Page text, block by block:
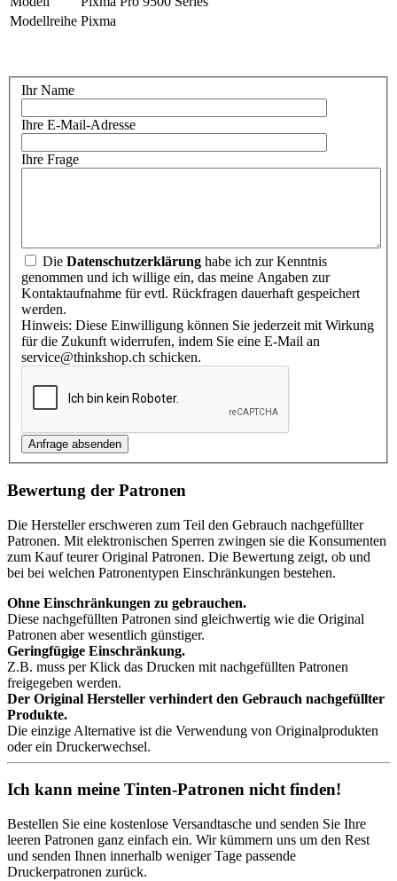
Modellreihe Pixma
Ihr Name
Ihre E-Mail-Adresse
Ihre Frage
Die Datenschutzerklärung habe ich zur Kenntnis
genommen und ich willige ein, das meine Angaben zur
Kontaktaufnahme für evtl. Rückfragen dauerhaft gespeichert
werden.
Hinweis: Diese Einwilligung können Sie jederzeit mit Wirkung
für die Zukunft widerrufen, indem Sie eine E-Mail an
service@thinkshop.ch schicken.
Bewertung der Patronen
Die Hersteller erschweren zum Teil den Gebrauch nachgefüllter
Patronen. Mit elektronischen Sperren zwingen sie die Konsumenten
zum Kauf teurer Original Patronen. Die Bewertung zeigt, ob und
bei bei welchen Patronentypen Einschränkungen bestehen.
Ohne Einschränkungen zu gebrauchen.
Diese nachgefüllten Patronen sind gleichwertig wie die Original
Patronen aber wesentlich günstiger.
Geringfügige Einschränkung.
Z.B. muss per Klick das Drucken mit nachgefüllten Patronen
freigegeben werden.
Der Original Hersteller verhindert den Gebrauch nachgefüllter
Produkte.
Die einzige Alternative ist die Verwendung von Originalprodukten
oder ein Druckerwechsel.
Ich kann meine Tinten-Patronen nicht finden!
Bestellen Sie eine kostenlose Versandtasche und senden Sie Ihre
leeren Patronen ganz einfach ein. Wir kümmern uns um den Rest
und senden Ihnen innerhalb weniger Tage passende
Druckerpatronen zurück.